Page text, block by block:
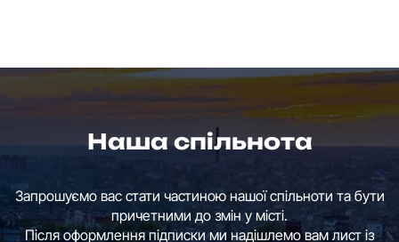
Наша спільнота
Запрошуємо вас стати частиною нашої спільноти та бути
причетними до змін у місті.
Після оформлення підписки ми надішлемо вам лист із